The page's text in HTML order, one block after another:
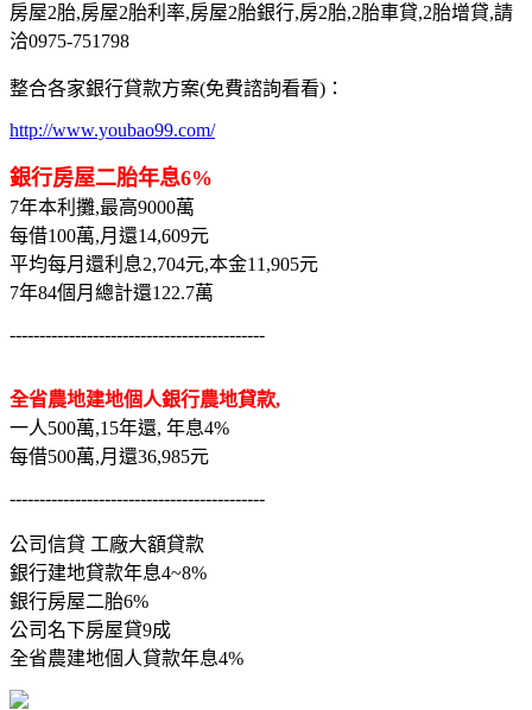
房屋2胎,房屋2胎利率,房屋2胎銀行,房2胎,2胎車貸,2胎增貸,請
洽0975-751798
整合各家銀行貸款方案(免費諮詢看看)：
http://www.youbao99.com/
銀行房屋二胎年息6%
7年本利攤,最高9000萬
每借100萬,月還14,609元
平均每月還利息2,704元,本金11,905元
7年84個月總計還122.7萬
-------------------------------------------
全省農地建地個人銀行農地貸款,
一人500萬,15年還, 年息4%
每借500萬,月還36,985元
-------------------------------------------
公司信貸 工廠大額貸款
銀行建地貸款年息4~8%
銀行房屋二胎6%
公司名下房屋貸9成
全省農建地個人貸款年息4%